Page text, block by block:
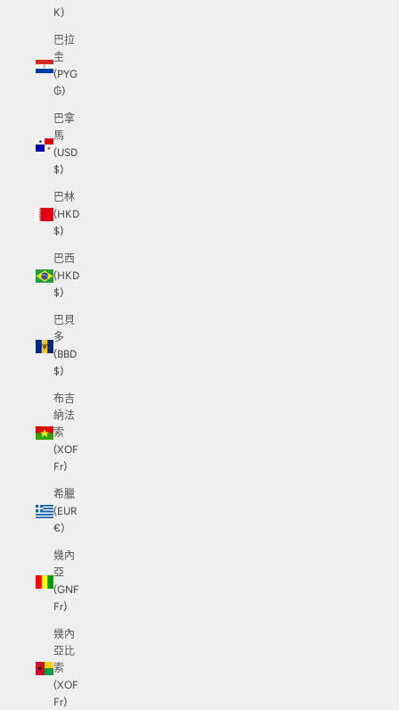
K)
巴拉
圭
(PYG
₲)
巴拿
馬
(USD
$)
巴林
(HKD
$)
巴西
(HKD
$)
巴貝
多
(BBD
$)
布吉
納法
索
(XOF
Fr)
希臘
(EUR
€)
幾內
亞
(GNF
Fr)
幾內
亞比
索
(XOF
Fr)